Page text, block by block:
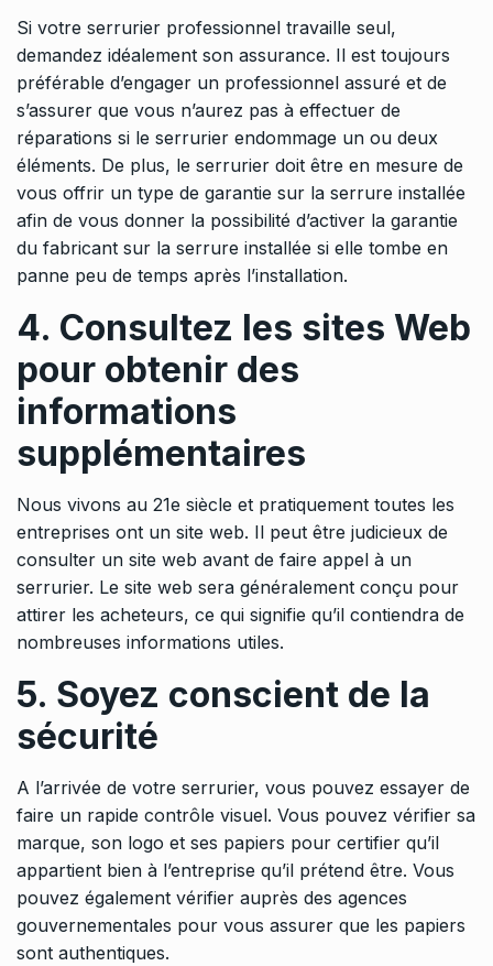
Si votre serrurier professionnel travaille seul,
demandez idéalement son assurance. Il est toujours
préférable d’engager un professionnel assuré et de
s’assurer que vous n’aurez pas à effectuer de
réparations si le serrurier endommage un ou deux
éléments. De plus, le serrurier doit être en mesure de
vous offrir un type de garantie sur la serrure installée
afin de vous donner la possibilité d’activer la garantie
du fabricant sur la serrure installée si elle tombe en
panne peu de temps après l’installation.
4. Consultez les sites Web
pour obtenir des
informations
supplémentaires
Nous vivons au 21e siècle et pratiquement toutes les
entreprises ont un site web. Il peut être judicieux de
consulter un site web avant de faire appel à un
serrurier. Le site web sera généralement conçu pour
attirer les acheteurs, ce qui signifie qu’il contiendra de
nombreuses informations utiles.
5. Soyez conscient de la
sécurité
A l’arrivée de votre serrurier, vous pouvez essayer de
faire un rapide contrôle visuel. Vous pouvez vérifier sa
marque, son logo et ses papiers pour certifier qu’il
appartient bien à l’entreprise qu’il prétend être. Vous
pouvez également vérifier auprès des agences
gouvernementales pour vous assurer que les papiers
sont authentiques.